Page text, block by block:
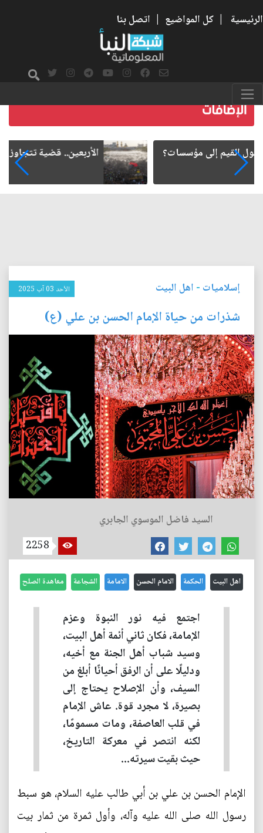
الرئيسية | كل المواضيع | اتصل بنا
الأربعين.. قضية تتجاوز الدسائس
إسلاميات - اهل البيت الأحد 03 آب 2025
شذرات من حياة الإمام الحسن بن علي (ع)
السيد فاضل الموسوي الجابري
2258
اهل البيت الحكمة الامام الحسن الامامة الشجاعة معاهدة الصلح
اجتمع فيه نور النبوة وعزم
الإمامة، فكان ثاني أئمة أهل البيت،
وسيد شباب أهل الجنة مع أخيه،
ودليلًا على أن الرفق أحيانًا أبلغ من
السيف، وأن الإصلاح يحتاج إلى
بصيرة، لا مجرد قوة. عاش الإمام
في قلب العاصفة، ومات مسمومًا،
لكنه انتصر في معركة التاريخ،
حيث بقيت سيرته...
الإمام الحسن بن علي بن أبي طالب عليه السلام، هو سبط
رسول الله صلى الله عليه وآله، وأول ثمرة من ثمار بيت